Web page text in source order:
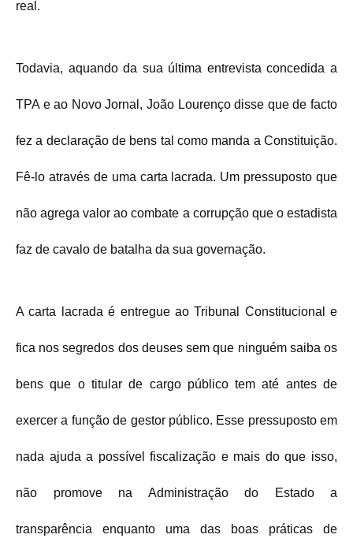
real.
Todavia, aquando da sua última entrevista concedida a
TPA e ao Novo Jornal, João Lourenço disse que de facto
fez a declaração de bens tal como manda a Constituição.
Fê-lo através de uma carta lacrada. Um pressuposto que
não agrega valor ao combate a corrupção que o estadista
faz de cavalo de batalha da sua governação.
A carta lacrada é entregue ao Tribunal Constitucional e
fica nos segredos dos deuses sem que ninguém saiba os
bens que o titular de cargo público tem até antes de
exercer a função de gestor público. Esse pressuposto em
nada ajuda a possível fiscalização e mais do que isso,
não promove na Administração do Estado a
transparência enquanto uma das boas práticas de